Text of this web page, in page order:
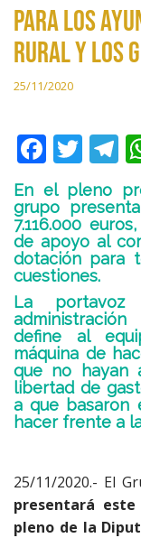
para los
rural y los
25/11/2020
F
ac
e
b
o
o
k
T
w
itt
er
T
el
e
a
m
En el pleno
grupo
7.116.000
de apoyo al
dotación para
cuestiones.
La
administración
define al
máquina de
que no hayan
libertad de
a que basaron
hacer frente a
25/11/2020.- El
presentará
pleno de la